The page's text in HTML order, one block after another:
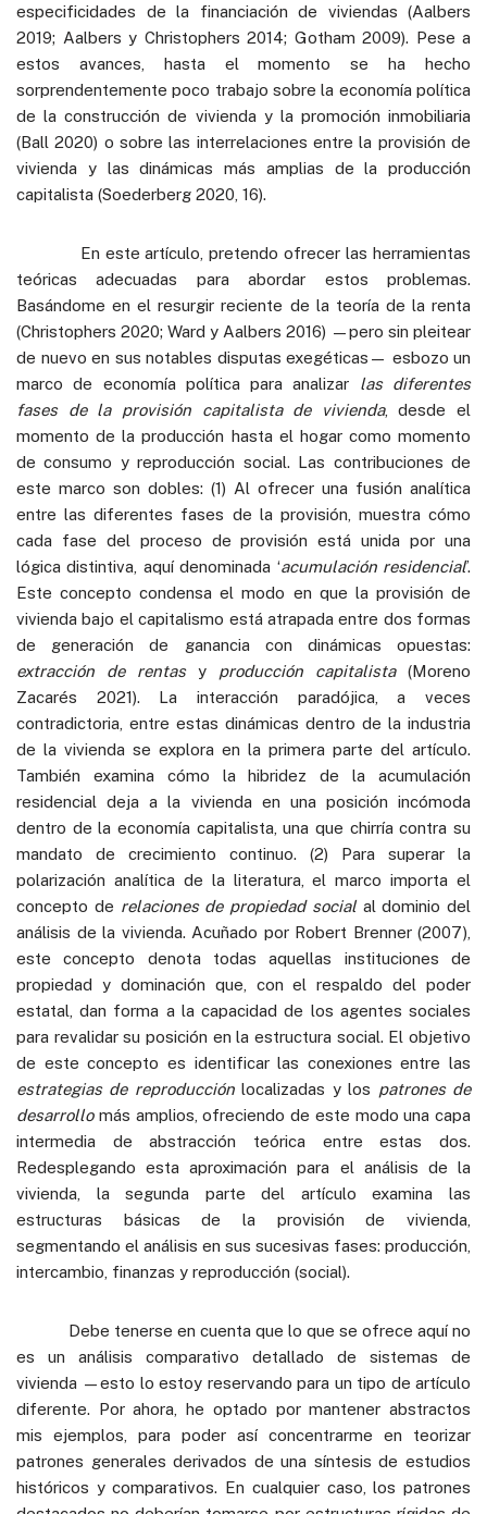
especificidades de la financiación de viviendas (Aalbers
2019; Aalbers y Christophers 2014; Gotham 2009). Pese a
estos avances, hasta el momento se ha hecho
sorprendentemente poco trabajo sobre la economía política
de la construcción de vivienda y la promoción inmobiliaria
(Ball 2020) o sobre las interrelaciones entre la provisión de
vivienda y las dinámicas más amplias de la producción
capitalista (Soederberg 2020, 16).
En este artículo, pretendo ofrecer las herramientas
teóricas adecuadas para abordar estos problemas.
Basándome en el resurgir reciente de la teoría de la renta
(Christophers 2020; Ward y Aalbers 2016) —pero sin pleitear
de nuevo en sus notables disputas exegéticas— esbozo un
marco de economía política para analizar las diferentes
fases de la provisión capitalista de vivienda, desde el
momento de la producción hasta el hogar como momento
de consumo y reproducción social. Las contribuciones de
este marco son dobles: (1) Al ofrecer una fusión analítica
entre las diferentes fases de la provisión, muestra cómo
cada fase del proceso de provisión está unida por una
lógica distintiva, aquí denominada ‘acumulación residencial’.
Este concepto condensa el modo en que la provisión de
vivienda bajo el capitalismo está atrapada entre dos formas
de generación de ganancia con dinámicas opuestas:
extracción de rentasy producción capitalista(Moreno
Zacarés 2021). La interacción paradójica, a veces
contradictoria, entre estas dinámicas dentro de la industria
de la vivienda se explora en la primera parte del artículo.
También examina cómo la hibridez de la acumulación
residencial deja a la vivienda en una posición incómoda
dentro de la economía capitalista, una que chirría contra su
mandato de crecimiento continuo. (2) Para superar la
polarización analítica de la literatura, el marco importa el
concepto de relaciones de propiedad social al dominio del
análisis de la vivienda. Acuñado por Robert Brenner (2007),
este concepto denota todas aquellas instituciones de
propiedad y dominación que, con el respaldo del poder
estatal, dan forma a la capacidad de los agentes sociales
para revalidar su posición en la estructura social. El objetivo
de este concepto es identificar las conexiones entre las
estrategias de reproducciónlocalizadas y los patrones de
desarrollo más amplios, ofreciendo de este modo una capa
intermedia de abstracción teórica entre estas dos.
Redesplegando esta aproximación para el análisis de la
vivienda, la segunda parte del artículo examina las
estructuras básicas de la provisión de vivienda,
segmentando el análisis en sus sucesivas fases: producción,
intercambio, finanzas y reproducción (social).
Debe tenerse en cuenta que lo que se ofrece aquí no
es un análisis comparativo detallado de sistemas de
vivienda —esto lo estoy reservando para un tipo de artículo
diferente. Por ahora, he optado por mantener abstractos
mis ejemplos, para poder así concentrarme en teorizar
patrones generales derivados de una síntesis de estudios
históricos y comparativos. En cualquier caso, los patrones